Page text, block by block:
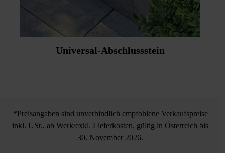
(z. B. Quickjet 600).
Universal-Abschlussstein
*Preisangaben sind unverbindlich empfohlene Verkaufspreise
inkl. USt., ab Werk/exkl. Lieferkosten, gültig in Österreich bis
30. November 2026.